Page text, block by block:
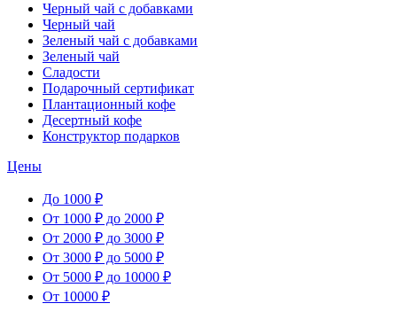
Черный чай с добавками
Черный чай
Зеленый чай с добавками
Зеленый чай
Сладости
Подарочный сертификат
Плантационный кофе
Десертный кофе
Конструктор подарков
Цены
До 1000 ₽
От 1000 ₽ до 2000 ₽
От 2000 ₽ до 3000 ₽
От 3000 ₽ до 5000 ₽
От 5000 ₽ до 10000 ₽
От 10000 ₽